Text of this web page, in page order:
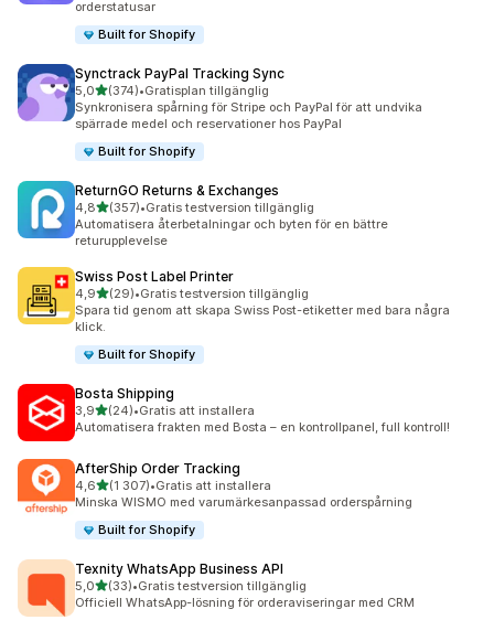
orderstatusar
Built for Shopify
Synctrack PayPal Tracking Sync
5,0av 5 stjärnor
(374)
374 recensioner totalt
•Gratisplan tillgänglig
Synkronisera spårning för Stripe och PayPal för att undvika
spärrade medel och reservationer hos PayPal
Built for Shopify
ReturnGO Returns & Exchanges
4,8av 5 stjärnor
(357)
357 recensioner totalt
•Gratis testversion tillgänglig
Automatisera återbetalningar och byten för en bättre
returupplevelse
Swiss Post Label Printer
4,9av 5 stjärnor
(29)
29 recensioner totalt
•Gratis testversion tillgänglig
Spara tid genom att skapa Swiss Post-etiketter med bara några
klick.
Built for Shopify
Bosta Shipping
3,9av 5 stjärnor
(24)
24 recensioner totalt
•Gratis att installera
Automatisera frakten med Bosta – en kontrollpanel, full kontroll!
AfterShip Order Tracking
4,6av 5 stjärnor
(1 307)
1307 recensioner totalt
•Gratis att installera
Minska WISMO med varumärkesanpassad orderspårning
Built for Shopify
Texnity WhatsApp Business API
5,0av 5 stjärnor
(33)
33 recensioner totalt
•Gratis testversion tillgänglig
Officiell WhatsApp-lösning för orderaviseringar med CRM